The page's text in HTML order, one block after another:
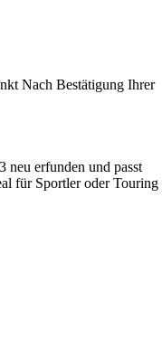
Nach Bestätigung Ihrer
neu erfunden und passt
für Sportler oder Touring